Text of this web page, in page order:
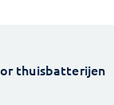
thuisbatterijen